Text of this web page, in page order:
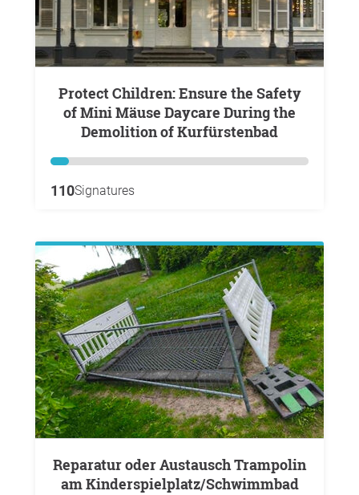
Protect Children: Ensure the Safety
of Mini Mäuse Daycare During the
Demolition of Kurfürstenbad
110Signatures
Reparatur oder Austausch Trampolin
am Kinderspielplatz/Schwimmbad